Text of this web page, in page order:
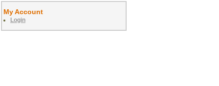
My Account
Login